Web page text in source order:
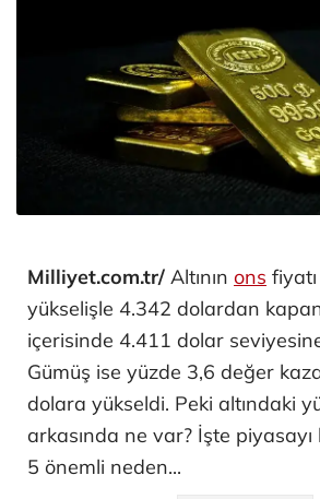
Milliyet.com.tr/ Altının ons
yükselişle 4.342 dolardan
içerisinde 4.411 dolar
Gümüş ise yüzde 3,6 değer
dolara yükseldi. Peki altındaki
arkasında ne var? İşte
5 önemli neden...